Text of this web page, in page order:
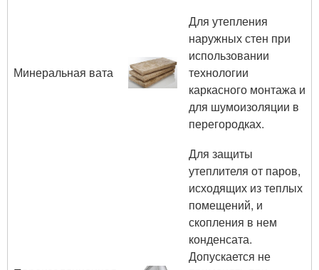
Минеральная вата
Для утепления
наружных стен при
использовании
технологии
каркасного монтажа и
для шумоизоляции в
перегородках.
Для защиты
утеплителя от паров,
исходящих из теплых
помещений, и
скопления в нем
конденсата.
Допускается не